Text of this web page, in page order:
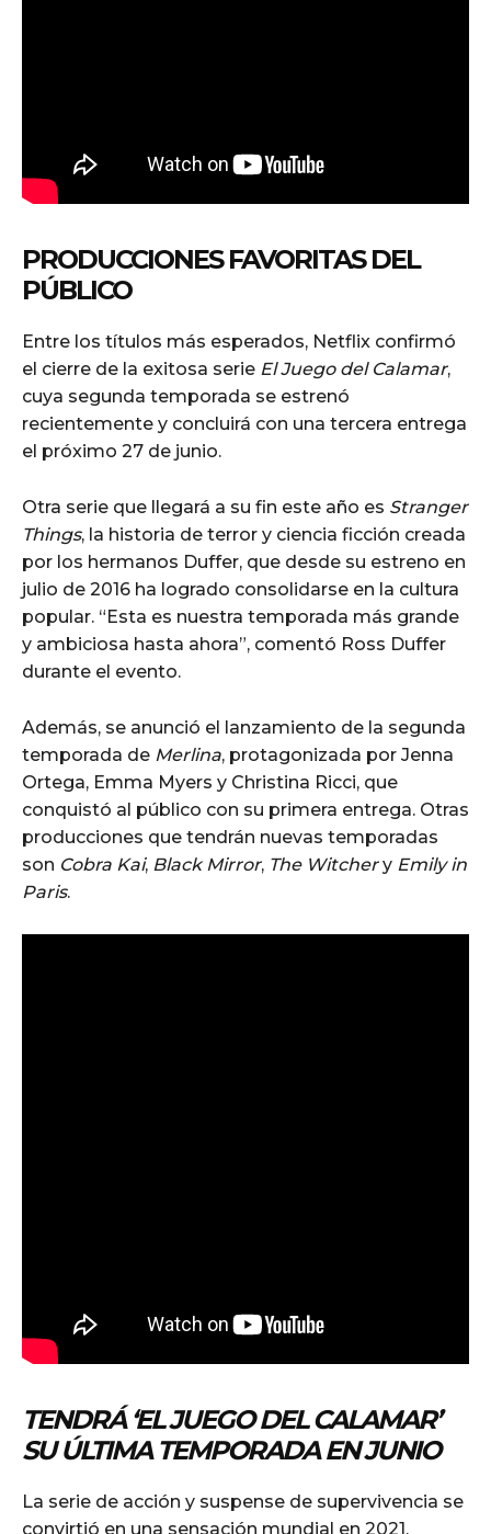
PRODUCCIONES FAVORITAS DEL
PÚBLICO
Entre los títulos más esperados, Netflix confirmó
el cierre de la exitosa serie El Juego del Calamar,
cuya segunda temporada se estrenó
recientemente y concluirá con una tercera entrega
el próximo 27 de junio.
Otra serie que llegará a su fin este año es Stranger
Things, la historia de terror y ciencia ficción creada
por los hermanos Duffer, que desde su estreno en
julio de 2016 ha logrado consolidarse en la cultura
popular. “Esta es nuestra temporada más grande
y ambiciosa hasta ahora”, comentó Ross Duffer
durante el evento.
Además, se anunció el lanzamiento de la segunda
temporada de Merlina, protagonizada por Jenna
Ortega, Emma Myers y Christina Ricci, que
conquistó al público con su primera entrega. Otras
producciones que tendrán nuevas temporadas
son Cobra Kai, Black Mirror, The Witchery Emily in
Paris.
TENDRÁ ‘EL JUEGO DEL CALAMAR’
SU ÚLTIMA TEMPORADA EN JUNIO
La serie de acción y suspense de supervivencia se
convirtió en una sensación mundial en 2021,